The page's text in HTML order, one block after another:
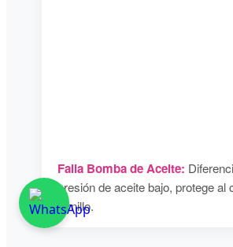
Falla Bomba de Aceite:
presión de aceite bajo, protege al
tornillo.